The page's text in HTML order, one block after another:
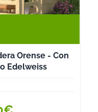
Orense - Con
Edelweiss